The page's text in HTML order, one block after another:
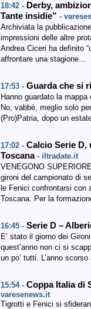
18:42 - Derby,
Tante insidie” -
Archiviata la
impressioni delle altre
Andrea Ciceri ha definito
affrontare una stagione…
17:53 - Guarda che si
Hanno guardato la
No, vabbè, meglio solo
(Pro)Patria, dopo un
17:02 - Calcio Serie D,
Toscana - iltradate.it
VENEGONO
gironi del campionato di
le Fenici confrontarsi con
Toscana. Per la
16:45 - Serie D –
E’ stato il giorno dei
quest’anno non ci si
un po’ tutti. L’anno
15:54 - Coppa Italia di
varesenews.it
Tigrotti e Fenici si